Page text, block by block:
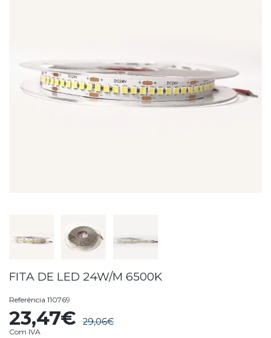
FITA DE LED 24W/M 6500K
Referência 110769
23,47€ 29,06€
Com IVA